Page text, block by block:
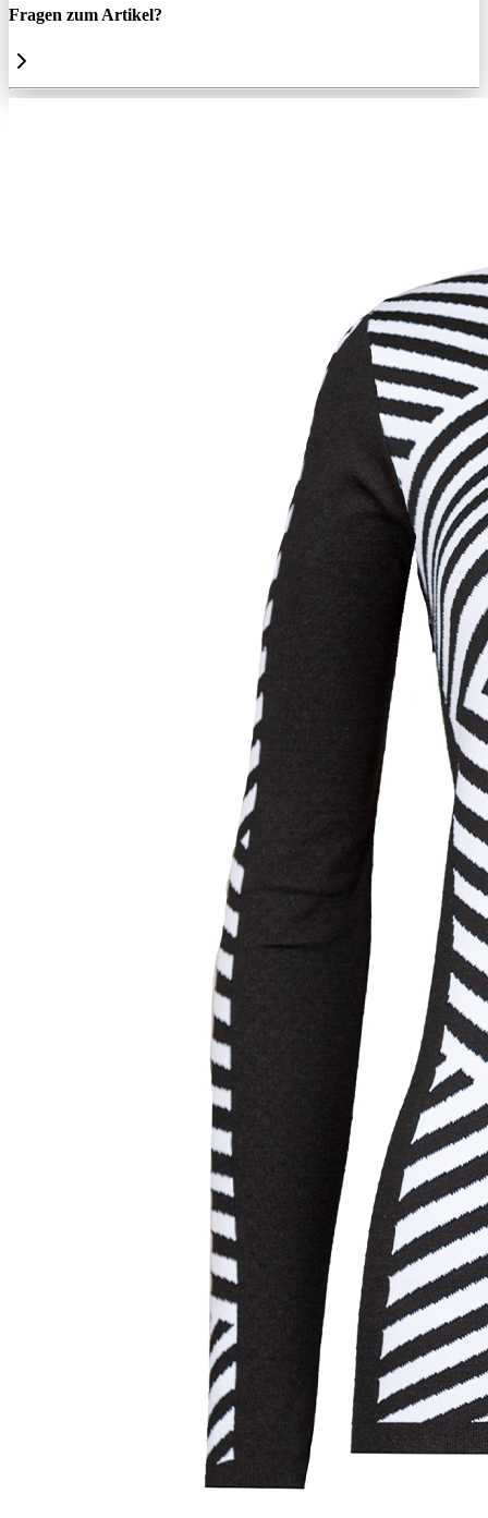
Fragen zum Artikel?